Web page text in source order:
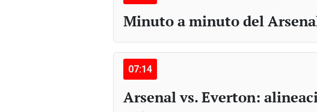
Minuto a minuto del
07:14
Arsenal vs. Everton: